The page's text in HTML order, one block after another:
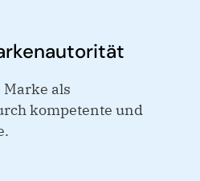
als
kompetente und